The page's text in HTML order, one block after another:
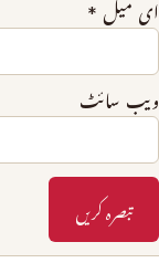
ای میل *
ویب‌ سائٹ